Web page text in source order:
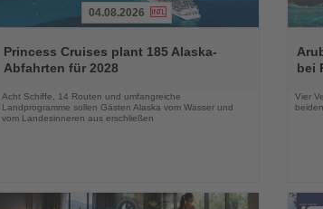
Sie
die
04.08.2026
Princess Cruises plant 185 Alaska-
Abfahrten für 2028
Acht Schiffe, 14 Routen und umfangreiche
Landprogramme sollen Gästen Alaska vom Wasser und
vom Landesinneren aus erschließen
Sie
diebei
Vier